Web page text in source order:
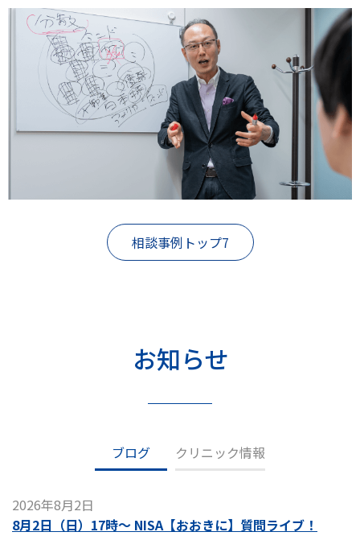
相談事例トップ7
お知らせ
ブログ クリニック情報
2026年8月2日
8月2日（日）17時～ NISA【おおきに】質問ライブ！